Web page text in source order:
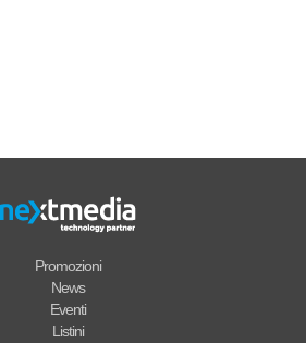
Promozioni
News
Eventi
Listini